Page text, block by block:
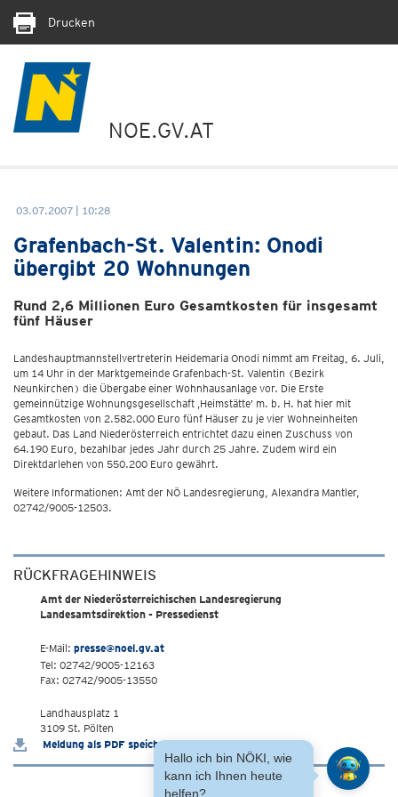
Drucken
NOE.GV.AT
03.07.2007 | 10:28
Grafenbach-St. Valentin: Onodi
übergibt 20 Wohnungen
Rund 2,6 Millionen Euro Gesamtkosten für insgesamt
fünf Häuser
Landeshauptmannstellvertreterin Heidemaria Onodi nimmt am Freitag, 6. Juli,
um 14 Uhr in der Marktgemeinde Grafenbach-St. Valentin (Bezirk
Neunkirchen) die Übergabe einer Wohnhausanlage vor. Die Erste
gemeinnützige Wohnungsgesellschaft ‚Heimstätte’ m. b. H. hat hier mit
Gesamtkosten von 2.582.000 Euro fünf Häuser zu je vier Wohneinheiten
gebaut. Das Land Niederösterreich entrichtet dazu einen Zuschuss von
64.190 Euro, bezahlbar jedes Jahr durch 25 Jahre. Zudem wird ein
Direktdarlehen von 550.200 Euro gewährt.
Weitere Informationen: Amt der NÖ Landesregierung, Alexandra Mantler,
02742/9005-12503.
RÜCKFRAGEHINWEIS
Amt der Niederösterreichischen Landesregierung
Landesamtsdirektion - Pressedienst
E-Mail: presse@noel.gv.at
Tel: 02742/9005-12163
Fax: 02742/9005-13550
Landhausplatz 1
3109 St. Pölten
Meldung als PDF speichern
Hallo ich bin NÖKI, wie
kann ich Ihnen heute
helfen?